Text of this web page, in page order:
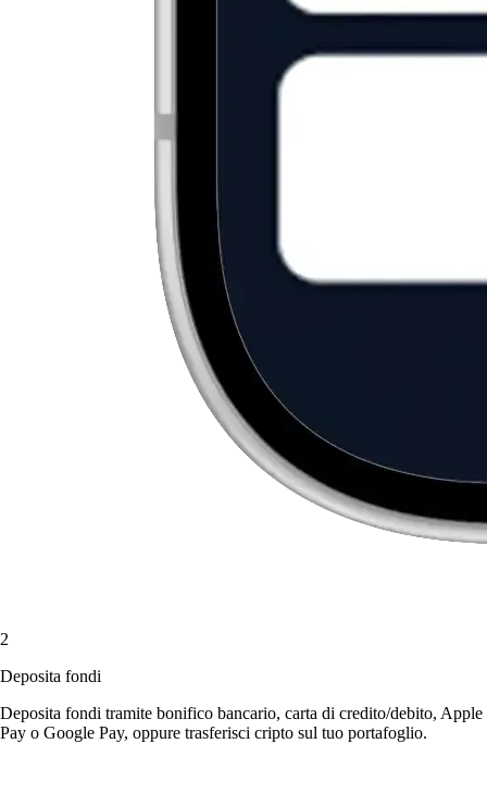
2
Deposita fondi
Deposita fondi tramite bonifico bancario, carta di credito/debito, Apple
Pay o Google Pay, oppure trasferisci cripto sul tuo portafoglio.